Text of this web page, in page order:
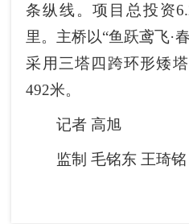
条纵线。项目总投资
里。主桥以“鱼跃鸢飞·
采用三塔四跨环形矮
492米。
记者 高旭
监制 毛铭东 王琦铭